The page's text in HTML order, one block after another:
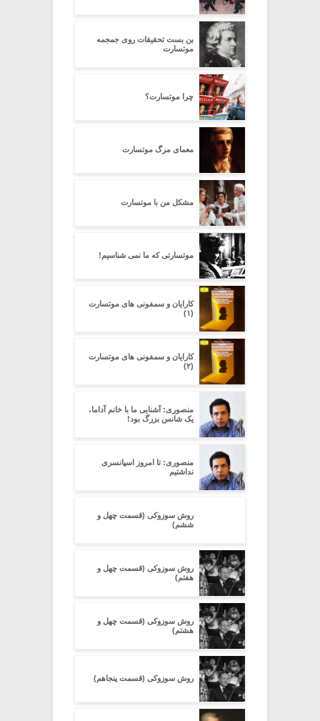
بن بست تحقیقات روی جمجمه
موتسارت
چرا موتسارت؟
معمای مرگ موتسارت
مشکل من با موتسارت
موتسارتى که ما نمى شناسیم!
کارایان و سمفونی های موتسارت
(۱)
کارایان و سمفونی های موتسارت
(۲)
منصوری: آشنایی ما با خانم آداما،
یک شانس بزرگ بود!
منصوری: تا امروز اسپانسری
نداشتیم
روش سوزوکی (قسمت چهل و
ششم)
روش سوزوکی (قسمت چهل و
هفتم)
روش سوزوکی (قسمت چهل و
هشتم)
روش سوزوکی (قسمت پنجاهم)